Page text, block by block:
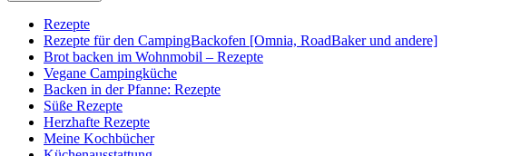
Rezepte
Rezepte für den CampingBackofen [Omnia, RoadBaker und andere]
Brot backen im Wohnmobil – Rezepte
Vegane Campingküche
Backen in der Pfanne: Rezepte
Süße Rezepte
Herzhafte Rezepte
Meine Kochbücher